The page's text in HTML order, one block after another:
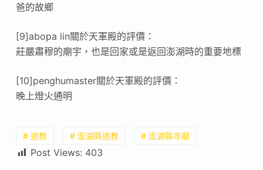
爸的故鄉
[9]abopa lin關於天軍殿的評價：
莊嚴肅穆的廟宇，也是回家或是返回澎湖時的重要地標
[10]penghumaster關於天軍殿的評價：
晚上燈火通明
# 道教 # 澎湖縣道教 # 澎湖縣寺廟
Post Views: 403